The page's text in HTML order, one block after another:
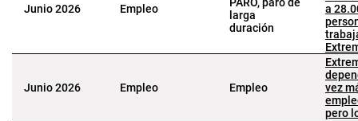
Junio 2026 Empleo
larga
duración
a
Junio 2026 Empleo Empleo
vez
pero